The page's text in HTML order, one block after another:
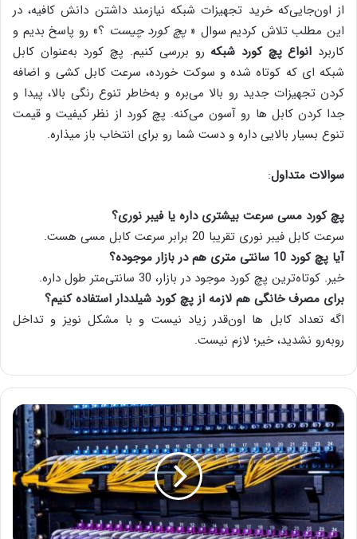
از اون‌جایی‌که خرید تجهیزات شبکه نیازمند داشتن دانش کافیه، در
این مطلب تلاش کردیم سوال «پچ کورد چیست ؟» رو پاسخ بدیم و
کاربرد انواع پچ کورد شبکه رو بررسی کنیم. پچ کورد به‌عنوان کابل
شبکه ای که کوتاه شده و سوکت خورده، سرعت کابل کشی و اضافه
کردن تجهیزات جدید رو بالا می‌بره و به‌خاطر تنوع رنگی بالا، پیدا و
جدا کردن کابل ها رو آسون می‌کنه. پچ کورد از نظر کیفیت و قیمت
تنوع بسیار بالایی داره و دست شما رو برای انتخاب باز میذاره.
سوالات متداول:
پچ کورد مسی سرعت بیشتری داره یا فیبر نوری؟
سرعت کابل فیبر نوری تقریبا 20 برابر سرعت کابل مسی هست.
آیا پچ کورد 10 سانتی متری هم در بازار موجوده؟
خیر. کوتاه‌ترین پچ کورد موجود در بازار، 30 سانتی‌متر طول داره.
برای مصرف خانگی هم لازمه از پچ کورد شیلددار استفاده کنیم؟
اگه تعداد کابل ها اون‌قدر زیاد نیست و با مشکل نویز و تداخل
روبه‌رو نشدید، خیر؛ لازم نیست.